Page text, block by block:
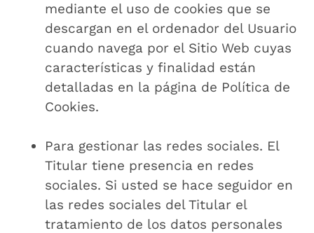
mediante el uso de cookies que se
descargan en el ordenador del Usuario
cuando navega por el Sitio Web cuyas
características y finalidad están
detalladas en la página de Política de
Cookies.
Para gestionar las redes sociales. El
Titular tiene presencia en redes
sociales. Si usted se hace seguidor en
las redes sociales del Titular el
tratamiento de los datos personales